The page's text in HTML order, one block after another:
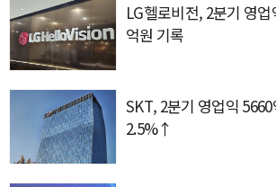
LG헬로비전, 2분기 영
억원 기록
SKT, 2분기 영업익
2.5%↑